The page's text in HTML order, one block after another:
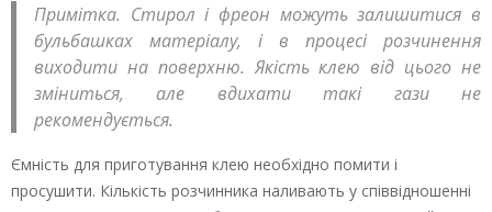
Примітка. Стирол і фреон можуть залишитися в
бульбашках матеріалу, і в процесі розчинення
виходити на поверхню. Якість клею від цього не
зміниться, але вдихати такі гази не
рекомендується.
Ємність для приготування клею необхідно помити і
просушити. Кількість розчинника наливають у співвідношенні